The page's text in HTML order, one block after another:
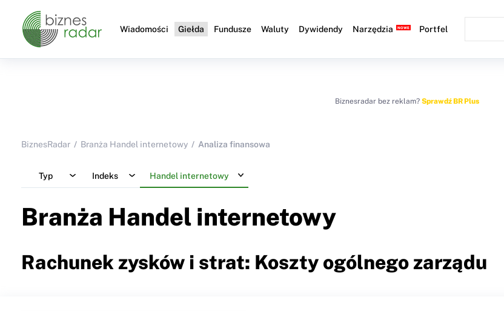
Wiadomości Giełda Fundusze Waluty Dywidendy Narzędzia Portfel
Biznesradar bez reklam? Sprawdź BR Plus
BiznesRadar Branża Handel internetowy Analiza finansowa
Typ Indeks Handel internetowy
Branża Handel internetowy
Rachunek zysków i strat: Koszty ogólnego zarządu